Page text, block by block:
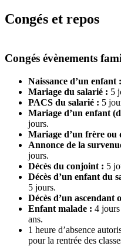
Congés et repos
Congés évènements
Naissance d’un enfant :
Mariage du salarié : 5
PACS du salarié : 5
Mariage d’un enfant
jours.
Mariage d’un frère ou
Annonce de la
jours.
Décès du conjoint : 5
Décès d’un enfant du
5 jours.
Décès d’un ascendant
Enfant malade : 4
ans.
1 heure d’absence
pour la rentrée des